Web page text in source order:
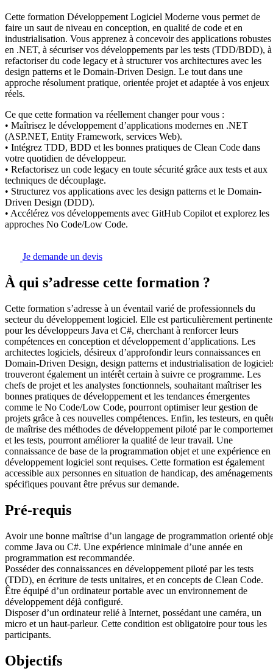
Cette formation Développement Logiciel Moderne vous permet de
faire un saut de niveau en conception, en qualité de code et en
industrialisation. Vous apprenez à concevoir des applications robustes
en .NET, à sécuriser vos développements par les tests (TDD/BDD), à
refactoriser du code legacy et à structurer vos architectures avec les
design patterns et le Domain-Driven Design. Le tout dans une
approche résolument pratique, orientée projet et adaptée à vos enjeux
réels.
Ce que cette formation va réellement changer pour vous :
• Maîtrisez le développement d’applications modernes en .NET
(ASP.NET, Entity Framework, services Web).
• Intégrez TDD, BDD et les bonnes pratiques de Clean Code dans
votre quotidien de développeur.
• Refactorisez un code legacy en toute sécurité grâce aux tests et aux
techniques de découplage.
• Structurez vos applications avec les design patterns et le Domain-
Driven Design (DDD).
• Accélérez vos développements avec GitHub Copilot et explorez les
approches No Code/Low Code.
Je demande un devis
À qui s’adresse cette formation ?
Cette formation s’adresse à un éventail varié de professionnels du
secteur du développement logiciel. Elle est particulièrement pertinente
pour les développeurs Java et C#, cherchant à renforcer leurs
compétences en conception et développement d’applications. Les
architectes logiciels, désireux d’approfondir leurs connaissances en
Domain-Driven Design, design patterns et industrialisation de
trouveront également un intérêt certain à suivre ce programme. Les
chefs de projet et les analystes fonctionnels, souhaitant maîtriser les
bonnes pratiques de développement et les tendances émergentes
comme le No Code/Low Code, pourront optimiser leur gestion de
projets grâce à ces nouvelles compétences. Enfin, les testeurs, en
de maîtrise des méthodes de développement piloté par le
et les tests, pourront améliorer la qualité de leur travail. Une
connaissance de base de la programmation objet et une expérience en
développement logiciel sont requises. Cette formation est également
accessible aux personnes en situation de handicap, des aménagements
spécifiques pouvant être prévus sur demande.
Pré-requis
Avoir une bonne maîtrise d’un langage de programmation orienté
comme Java ou C#. Une expérience minimale d’une année en
programmation est recommandée.
Posséder des connaissances en développement piloté par les tests
(TDD), en écriture de tests unitaires, et en concepts de Clean Code.
Être équipé d’un ordinateur portable avec un environnement de
développement déjà configuré.
Disposer d’un ordinateur relié à Internet, possédant une caméra, un
micro et un haut-parleur. Cette condition est obligatoire pour tous les
participants.
Objectifs